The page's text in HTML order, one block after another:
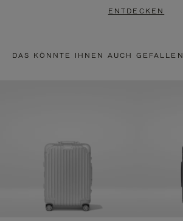
ENTDECKEN
DAS KÖNNTE IHNEN AUCH GEFALLEN